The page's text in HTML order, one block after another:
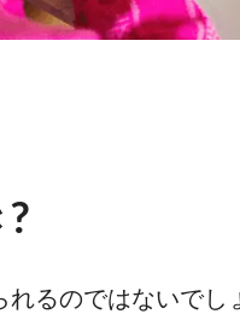
るのではないでし